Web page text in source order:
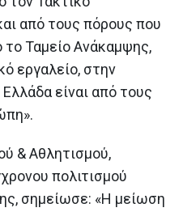
από τους πόρους που
Ταμείο Ανάκαμψης,
εργαλείο, στην
είναι από τους
& Αθλητισμού,
πολιτισμού
σημείωσε: «Η μείωση